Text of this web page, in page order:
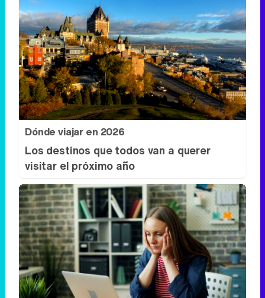
Dónde viajar en 2026
Los destinos que todos van a querer
visitar el próximo año